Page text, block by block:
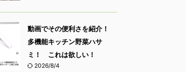
動画でその便利さを紹介！
多機能キッチン野菜ハサ
ミ！ これは欲しい！
2026/8/4